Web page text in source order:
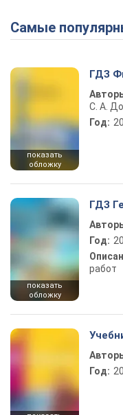
Самые
показать
обложку
ГДЗ
С. А.
Год:
показать
обложку
ГДЗ
Год:
работ
Год: